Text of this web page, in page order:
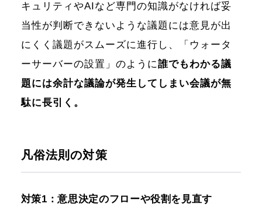
キュリティやAIなど専門の知識がなければ妥
当性が判断できないような議題には意見が出
にくく議題がスムーズに進行し、「ウォータ
ーサーバーの設置」のように誰でもわかる議
題には余計な議論が発生してしまい会議が無
駄に長引く。
凡俗法則の対策
対策1：意思決定のフローや役割を見直す